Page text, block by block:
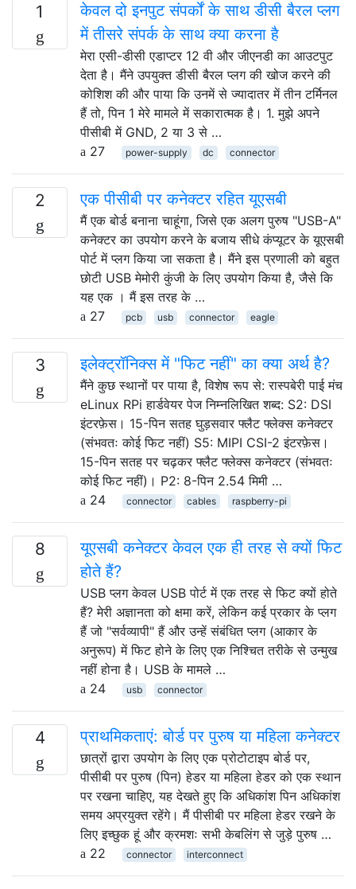
1
केवल दो इनपुट संपर्कों के साथ डीसी बैरल प्लग
में तीसरे संपर्क के साथ क्या करना है
मेरा एसी-डीसी एडाप्टर 12 वी और जीएनडी का आउटपुट
देता है। मैंने उपयुक्त डीसी बैरल प्लग की खोज करने की
कोशिश की और पाया कि उनमें से ज्यादातर में तीन टर्मिनल
हैं तो, पिन 1 मेरे मामले में सकारात्मक है। 1. मुझे अपने
पीसीबी में GND, 2 या 3 से …
27
power-supply dc connector
2 एक पीसीबी पर कनेक्टर रहित यूएसबी
मैं एक बोर्ड बनाना चाहूंगा, जिसे एक अलग पुरुष "USB-A"
कनेक्टर का उपयोग करने के बजाय सीधे कंप्यूटर के यूएसबी
पोर्ट में प्लग किया जा सकता है। मैंने इस प्रणाली को बहुत
छोटी USB मेमोरी कुंजी के लिए उपयोग किया है, जैसे कि
यह एक । मैं इस तरह के …
27
pcb usb connector eagle
3 इलेक्ट्रॉनिक्स में "फिट नहीं" का क्या अर्थ है?
मैंने कुछ स्थानों पर पाया है, विशेष रूप से: रास्पबेरी पाई मंच
eLinux RPi हार्डवेयर पेज निम्नलिखित शब्द: S2: DSI
इंटरफ़ेस। 15-पिन सतह घुड़सवार फ्लैट फ्लेक्स कनेक्टर
(संभवतः कोई फिट नहीं) S5: MIPI CSI-2 इंटरफ़ेस।
15-पिन सतह पर चढ़कर फ्लैट फ्लेक्स कनेक्टर (संभवतः
कोई फिट नहीं)। P2: 8-पिन 2.54 मिमी …
24
connector cables raspberry-pi
8
यूएसबी कनेक्टर केवल एक ही तरह से क्यों फिट
होते हैं?
USB प्लग केवल USB पोर्ट में एक तरह से फिट क्यों होते
हैं? मेरी अज्ञानता को क्षमा करें, लेकिन कई प्रकार के प्लग
हैं जो "सर्वव्यापी" हैं और उन्हें संबंधित प्लग (आकार के
अनुरूप) में फिट होने के लिए एक निश्चित तरीके से उन्मुख
नहीं होना है। USB के मामले …
24
usb connector
4 प्राथमिकताएं: बोर्ड पर पुरुष या महिला कनेक्टर
छात्रों द्वारा उपयोग के लिए एक प्रोटोटाइप बोर्ड पर,
पीसीबी पर पुरुष (पिन) हेडर या महिला हेडर को एक स्थान
पर रखना चाहिए, यह देखते हुए कि अधिकांश पिन अधिकांश
समय अप्रयुक्त रहेंगे। मैं पीसीबी पर महिला हेडर रखने के
लिए इच्छुक हूं और क्रमशः सभी केबलिंग से जुड़े पुरुष …
22
connector interconnect